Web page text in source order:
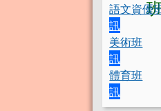
語文資優
訊
美術班
訊
體育班
訊